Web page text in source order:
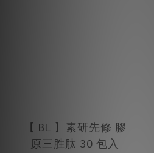
【 BL 】素研先修 膠
原三胜肽 30 包入